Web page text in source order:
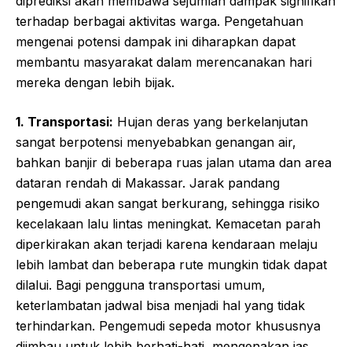
terhadap berbagai aktivitas warga. Pengetahuan
mengenai potensi dampak ini diharapkan dapat
membantu masyarakat dalam merencanakan hari
mereka dengan lebih bijak.
1. Transportasi: Hujan deras yang berkelanjutan
sangat berpotensi menyebabkan genangan air,
bahkan banjir di beberapa ruas jalan utama dan area
dataran rendah di Makassar. Jarak pandang
pengemudi akan sangat berkurang, sehingga risiko
kecelakaan lalu lintas meningkat. Kemacetan parah
diperkirakan akan terjadi karena kendaraan melaju
lebih lambat dan beberapa rute mungkin tidak dapat
dilalui. Bagi pengguna transportasi umum,
keterlambatan jadwal bisa menjadi hal yang tidak
terhindarkan. Pengemudi sepeda motor khususnya